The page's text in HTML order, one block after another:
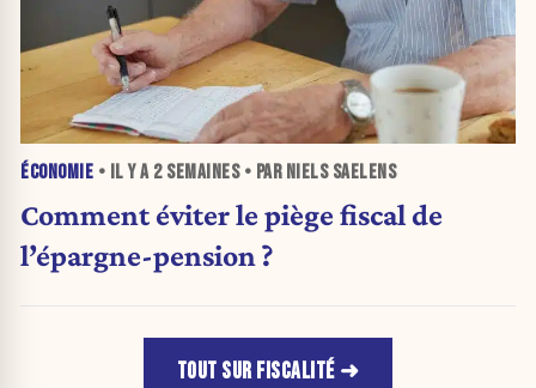
ÉCONOMIE • IL Y A 2 SEMAINES• PAR NIELS SAELENS
Comment éviter le piège fiscal de
l’épargne-pension ?
TOUT SUR FISCALITÉ